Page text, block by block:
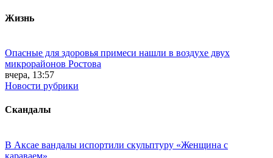
Жизнь
Опасные для здоровья примеси нашли в воздухе двух
микрорайонов Ростова
вчера, 13:57
Новости рубрики
Скандалы
В Аксае вандалы испортили скульптуру «Женщина с
караваем»